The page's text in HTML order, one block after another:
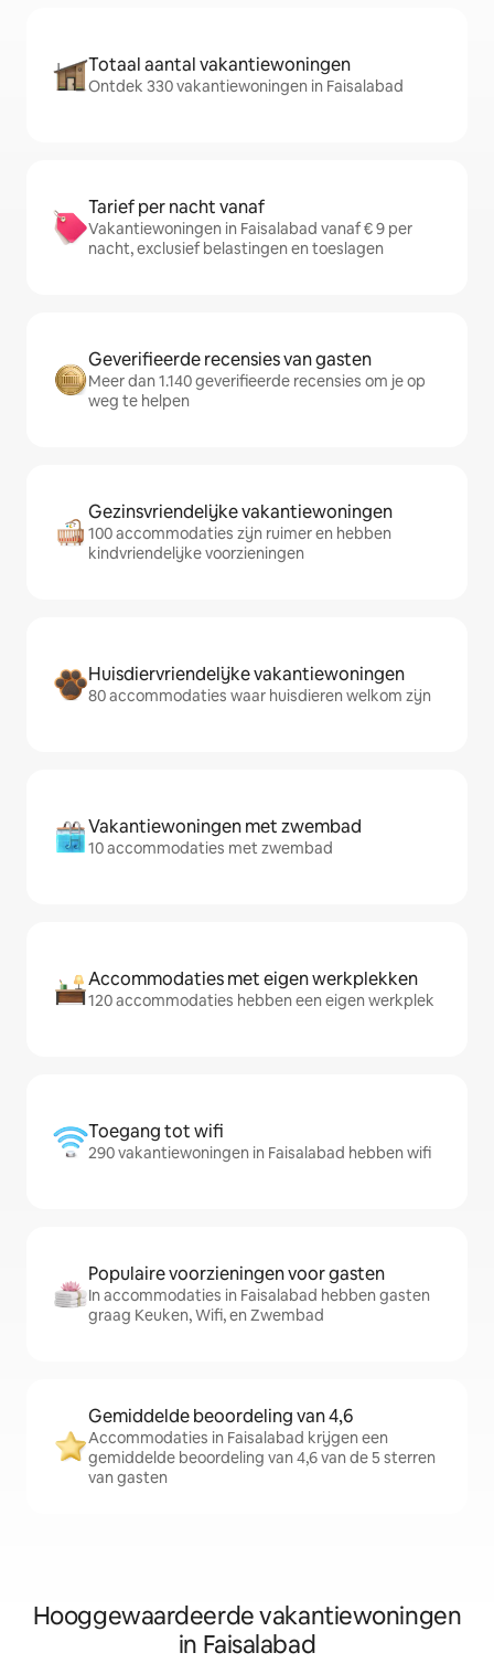
Totaal aantal vakantiewoningen
Ontdek 330 vakantiewoningen in Faisalabad
Tarief per nacht vanaf
Vakantiewoningen in Faisalabad vanaf € 9 per
nacht, exclusief belastingen en toeslagen
Geverifieerde recensies van gasten
Meer dan 1.140 geverifieerde recensies om je op
weg te helpen
Gezinsvriendelijke vakantiewoningen
100 accommodaties zijn ruimer en hebben
kindvriendelijke voorzieningen
Huisdiervriendelijke vakantiewoningen
80 accommodaties waar huisdieren welkom zijn
Vakantiewoningen met zwembad
10 accommodaties met zwembad
Accommodaties met eigen werkplekken
120 accommodaties hebben een eigen werkplek
Toegang tot wifi
290 vakantiewoningen in Faisalabad hebben wifi
Populaire voorzieningen voor gasten
In accommodaties in Faisalabad hebben gasten
graag Keuken, Wifi, en Zwembad
Gemiddelde beoordeling van 4,6
Accommodaties in Faisalabad krijgen een
gemiddelde beoordeling van 4,6 van de 5 sterren
van gasten
Hooggewaardeerde vakantiewoningen
in Faisalabad